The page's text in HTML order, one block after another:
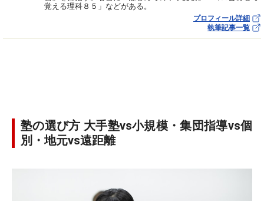
覚える理科８５」などがある。
プロフィール詳細
執筆記事一覧
塾の選び方 大手塾vs小規模・集団指導vs個
別・地元vs遠距離